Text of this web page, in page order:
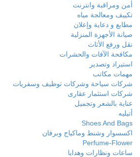
أمن ومراقبة وانترنت
تكييف ومعالجة مياه
مطابع و دعاية وإعلان
صيانة الأجهزة المنزلية
نقل ورفع الأثاث
مكافحة الآفات والحشرات
استيراد وتصدير
مهمات مكاتب
شركات سياحة وشركات توظيف وسفريات
شركات استثمار عقارى
عناية بالشعر وتجميل
أتيليه
Shoes And Bags
اكسسوار وشنط وماكياج وبرفان
Perfume-Flower
ساعات ونظارات وهدايا